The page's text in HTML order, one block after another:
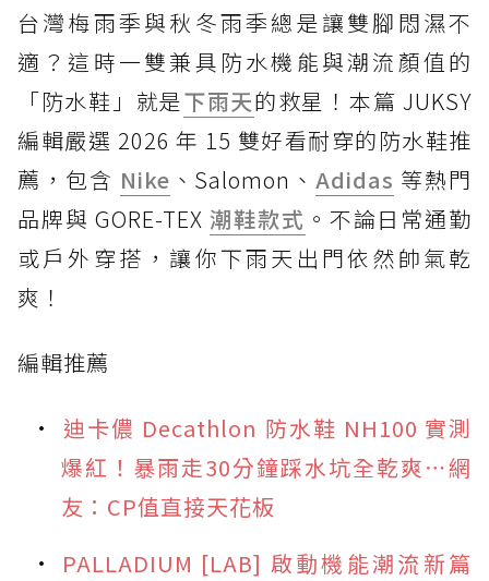
台灣梅雨季與秋冬雨季總是讓雙腳悶濕不
適？這時一雙兼具防水機能與潮流顏值的
「防水鞋」就是下雨天的救星！本篇 JUKSY
編輯嚴選 2026 年 15 雙好看耐穿的防水鞋推
薦，包含 Nike 、Salomon、Adidas 等熱門
品牌與 GORE-TEX 潮鞋款式 。不論日常通勤
或戶外穿搭，讓你下雨天出門依然帥氣乾
爽！
編輯推薦
迪卡儂 Decathlon 防水鞋 NH100 實測
爆紅！暴雨走30分鐘踩水坑全乾爽⋯網
友：CP值直接天花板
PALLADIUM [LAB] 啟動機能潮流新篇